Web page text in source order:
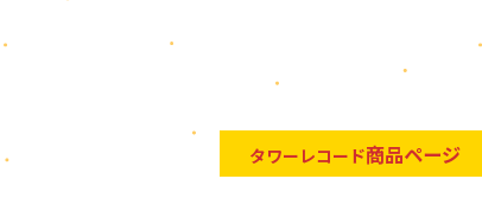
タワーレコード商品ページ